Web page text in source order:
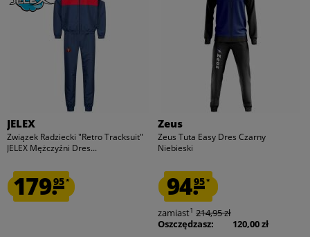
JELEX
Związek Radziecki "Retro Tracksuit"
JELEX Mężczyźni Dres...
179.95*
Zeus
Zeus Tuta Easy Dres Czarny
Niebieski
94.95*
zamiast1 214,95 zł
Oszczędzasz:
120,00 zł